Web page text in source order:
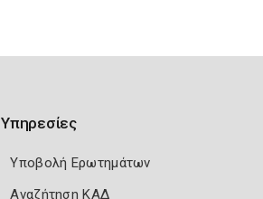
Υπηρεσίες
Υποβολή Ερωτημάτων
Αναζήτηση ΚΑΔ